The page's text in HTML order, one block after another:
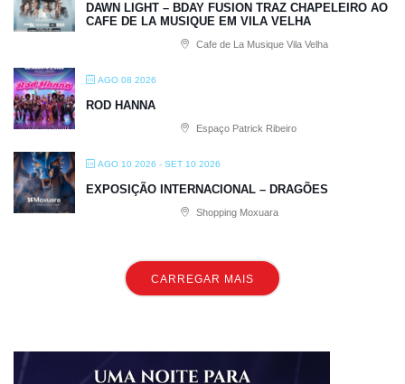
DAWN LIGHT – BDAY FUSION TRAZ CHAPELEIRO AO
CAFE DE LA MUSIQUE EM VILA VELHA
Cafe de La Musique Vila Velha
AGO 08 2026
ROD HANNA
Espaço Patrick Ribeiro
AGO 10 2026 - SET 10 2026
EXPOSIÇÃO INTERNACIONAL – DRAGÕES
Shopping Moxuara
CARREGAR MAIS